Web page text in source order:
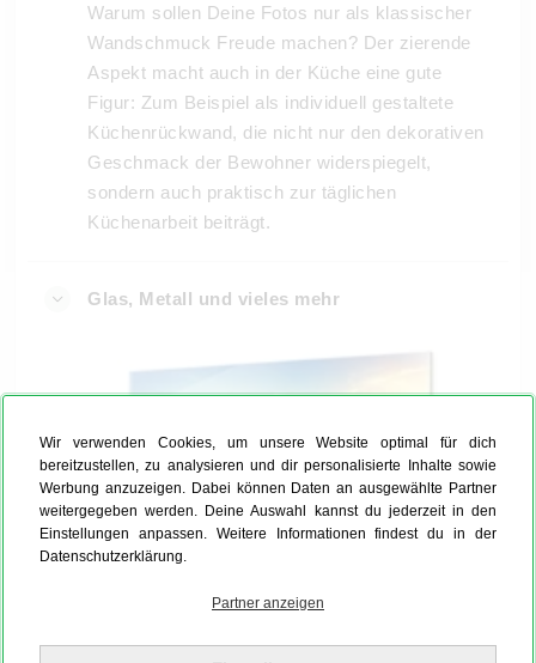
Wir verwenden Cookies, um unsere Website optimal für dich
bereitzustellen, zu analysieren und dir personalisierte Inhalte sowie
Werbung anzuzeigen. Dabei können Daten an ausgewählte Partner
weitergegeben werden. Deine Auswahl kannst du jederzeit in den
Einstellungen anpassen. Weitere Informationen findest du in der
Datenschutzerklärung.
Partner anzeigen
Warum sollen Deine Fotos nur als klassischer
Wandschmuck Freude machen? Der zierende
Aspekt macht auch in der Küche eine gute
Figur: Zum Beispiel als individuell gestaltete
Küchenrückwand, die nicht nur den dekorativen
Geschmack der Bewohner widerspiegelt,
sondern auch praktisch zur täglichen
Küchenarbeit beiträgt.
Glas, Metall und vieles mehr
Die Küchenrückwand ist häufig mit einem